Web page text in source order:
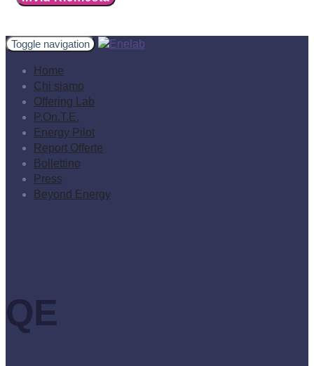
Toggle navigation
Home
Chi siamo
Offering Lab
P.On.T.E.
Energy Pilot
Report Offerte
Bollettino
Press
Beyond Energy
QE